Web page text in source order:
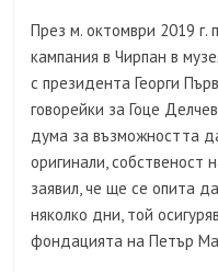
През м. октомври 2019
кампания в Чирпан в
с президента Георги
говорейки за Гоце
дума за възможността
оригинали, собственост
заявил, че ще се опита
няколко дни, той
фондацията на Петър